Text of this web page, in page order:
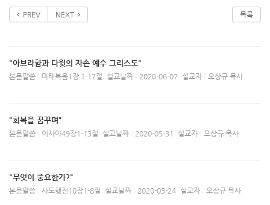
PREV NEXT 목록
"아브라함과 다윗의 자손 예수 그리스도"
본문말씀 : 마태복음1장 1-17절 설교날짜 : 2020-06-07 설교자 : 오상규 목사
"회복을 꿈꾸며"
본문말씀 : 이사야49장1-13절 설교날짜 : 2020-05-31 설교자 : 오상규 목사
"무엇이 중요한가?"
본문말씀 : 사도행전10장1-8절 설교날짜 : 2020-05-24 설교자 : 오상규 목사